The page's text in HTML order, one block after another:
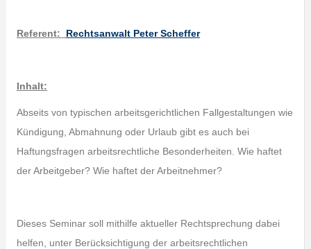
Referent: Rechtsanwalt Peter Scheffer
Inhalt:
Abseits von typischen arbeitsgerichtlichen Fallgestaltungen wie
Kündigung, Abmahnung oder Urlaub gibt es auch bei
Haftungsfragen arbeitsrechtliche Besonderheiten. Wie haftet
der Arbeitgeber? Wie haftet der Arbeitnehmer?
Dieses Seminar soll mithilfe aktueller Rechtsprechung dabei
helfen, unter Berücksichtigung der arbeitsrechtlichen